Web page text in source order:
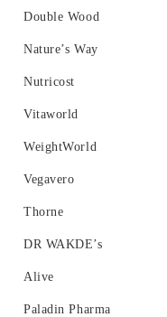
Женско здраве
Имуностимулатори
Мъжко здраве
Омега 3 6 9
Метаболизъм,
Пробиотици
Стави, Хрущяли,
Сън, Настроение,
Други
Протеини
Витамин D
Витамин E
Витамин K
Мултивитамини
Селен
Хром
Цинк
Желязо
Мед
Double Wood
Nature’s Way
Nutricost
Vitaworld
WeightWorld
Vegavero
Thorne
DR WAKDE’s
Alive
Paladin Pharma